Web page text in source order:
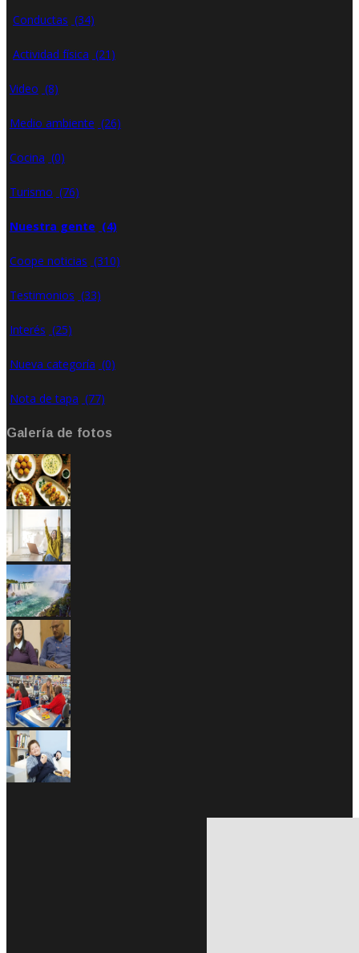
Conductas (34)
Actividad física (21)
Video (8)
Medio ambiente (26)
Cocina (0)
Turismo (76)
Nuestra gente (4)
Coope noticias (310)
Testimonios (33)
Interés (25)
Nueva categoría (0)
Nota de tapa (77)
Galería de fotos